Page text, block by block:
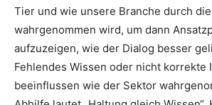
Tier und wie unsere Branche durch
wahrgenommen wird, um dann
aufzuzeigen, wie der Dialog besser
Fehlendes Wissen oder nicht korrekte
beeinflussen wie der Sektor